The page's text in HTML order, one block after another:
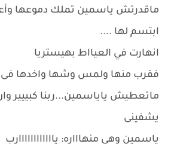
ماقدرتش ياسمين تملك دموعها
ابتسم لها ....
انهارت في العيااط بهيستريا
فقرب منها ولمس وشها واخدها فى
ماتعطيش ياياسمين...ربنا كبييير
يشفينى
ياسمين وهى منهاااره: ياااااااااااارب